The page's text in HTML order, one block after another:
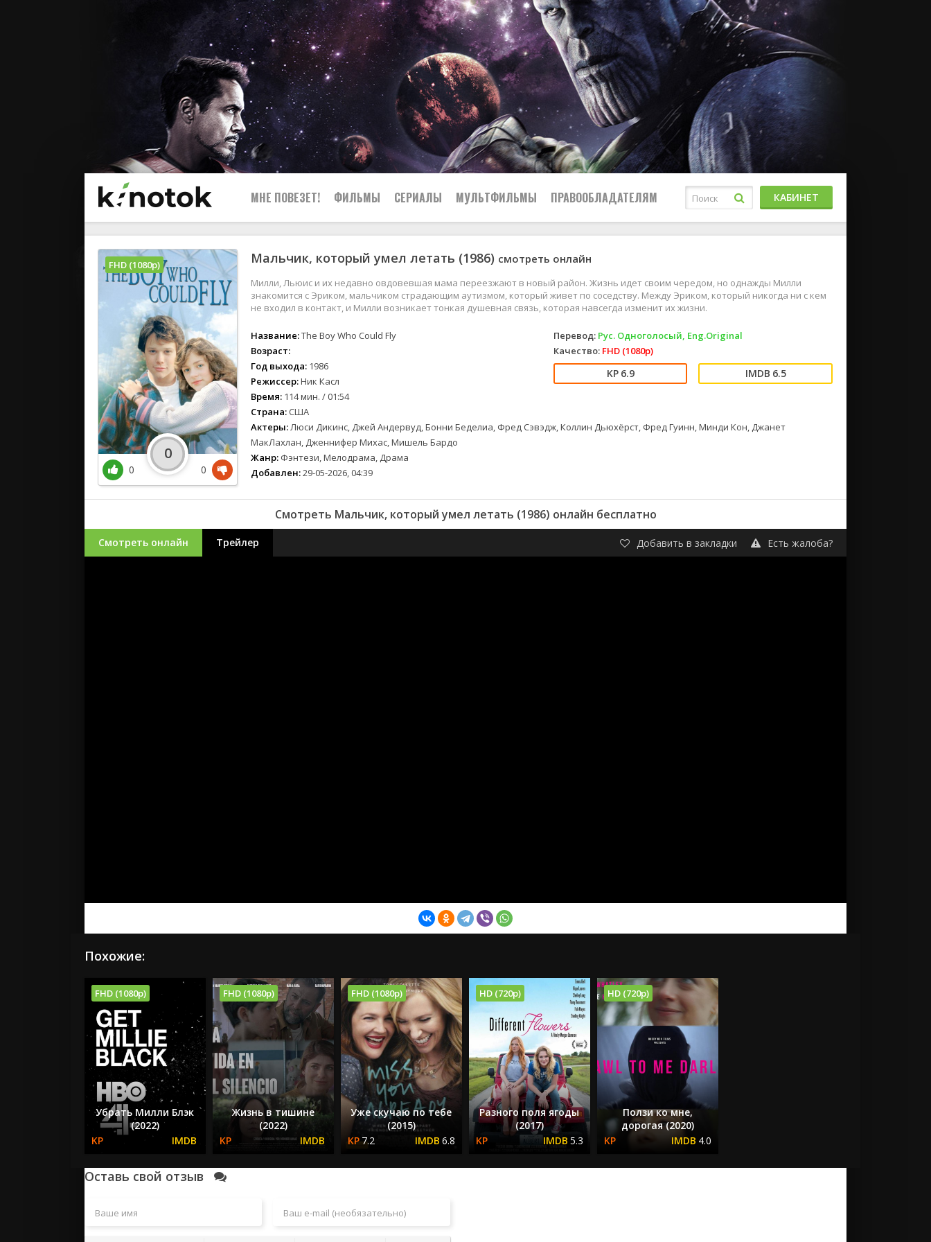
МНЕ ПОВЕЗЕТ! ФИЛЬМЫ СЕРИАЛЫ МУЛЬТФИЛЬМЫ ПРАВООБЛАДАТЕЛЯМ КАБИНЕТ
Мальчик, который умел летать (1986) смотреть онлайн
Милли, Льюис и их недавно овдовевшая мама переезжают в новый район. Жизнь идет своим чередом, но однажды Милли
знакомится с Эриком, мальчиком страдающим аутизмом, который живет по соседству. Между Эриком, который никогда ни с кем
не входил в контакт, и Милли возникает тонкая душевная связь, которая навсегда изменит их жизни.
Название:The Boy Who Could Fly
Возраст:
Год выхода: 1986
Режиссер:Ник Касл
Время: 114 мин. / 01:54
Страна: США
Перевод: Рус. Одноголосый, Eng.Original
Качество: FHD (1080p)
6.9 6.5
Актеры:Люси Дикинс, Джей Андервуд, Бонни Беделиа, Фред Сэвэдж, Коллин Дьюхёрст, Фред Гуинн, Минди Кон, Джанет
МакЛахлан, Дженнифер Михас, Мишель Бардо
Жанр: Фэнтези, Мелодрама, Драма
Добавлен:29-05-2026, 04:39
FHD (1080p)
0
0
0
Смотреть Мальчик, который умел летать (1986) онлайн бесплатно
Смотреть онлайн Трейлер Добавить в закладки Есть жалоба?
Похожие:
FHD (1080p)
Убрать Милли Блэк
(2022)
FHD (1080p)
Жизнь в тишине
(2022)
FHD (1080p)
Уже скучаю по тебе
(2015)
7.2
6.8
HD (720p)
Разного поля ягоды
(2017)
5.3
HD (720p)
Ползи ко мне,
дорогая (2020)
4.0
Оставь свой отзыв